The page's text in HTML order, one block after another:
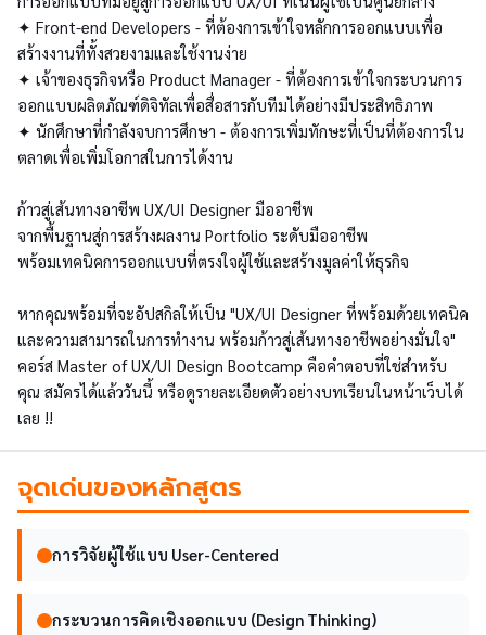
✦ Front-end Developers - ที่ต้องการเข้าใจหลักการออกแบบเพื่อ
สร้างงานที่ทั้งสวยงามและใช้งานง่าย
✦ เจ้าของธุรกิจหรือ Product Manager - ที่ต้องการเข้าใจกระบวนการ
ออกแบบผลิตภัณฑ์ดิจิทัลเพื่อสื่อสารกับทีมได้อย่างมีประสิทธิภาพ
✦ นักศึกษาที่กำลังจบการศึกษา - ต้องการเพิ่มทักษะที่เป็นที่ต้องการใน
ตลาดเพื่อเพิ่มโอกาสในการได้งาน
ก้าวสู่เส้นทางอาชีพ UX/UI Designer มืออาชีพ
จากพื้นฐานสู่การสร้างผลงาน Portfolio ระดับมืออาชีพ
พร้อมเทคนิคการออกแบบที่ตรงใจผู้ใช้และสร้างมูลค่าให้ธุรกิจ
หากคุณพร้อมที่จะอัปสกิลให้เป็น "UX/UI Designer ที่พร้อมด้วยเทคนิค
และความสามารถในการทำงาน พร้อมก้าวสู่เส้นทางอาชีพอย่างมั่นใจ"
คอร์ส Master of UX/UI Design Bootcamp คือคำตอบที่ใช่สำหรับ
คุณ สมัครได้แล้ววันนี้ หรือดูรายละเอียดตัวอย่างบทเรียนในหน้าเว็บได้
เลย !!
จุดเด่นของหลักสูตร
การวิจัยผู้ใช้แบบ User-Centered
กระบวนการคิดเชิงออกแบบ (Design Thinking)